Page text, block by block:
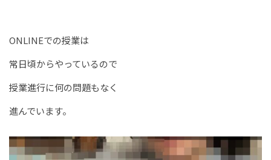
ONLINEでの授業は
常日頃からやっているので
授業進行に何の問題もなく
進んでいます。